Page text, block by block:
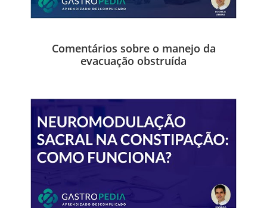
Comentários sobre o manejo da
evacuação obstruída